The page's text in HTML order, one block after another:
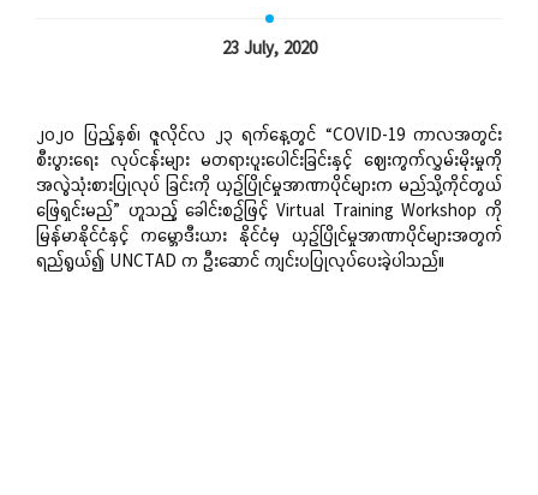
23 July, 2020
၂၀၂၀ ပြည့်နှစ်၊ ဇူလိုင်လ ၂၃ ရက်နေ့တွင် “COVID-19 ကာလအတွင်း
စီးပွားရေး လုပ်ငန်းများ မတရားပူးပေါင်းခြင်းနှင့် ဈေးကွက်လွှမ်းမိုးမှုကို
အလွဲသုံးစားပြုလုပ် ခြင်းကို ယှဉ်ပြိုင်မှုအာဏာပိုင်များက မည်သို့ကိုင်တွယ်
ဖြေရှင်းမည်” ဟူသည့် ခေါင်းစဉ်ဖြင့် Virtual Training Workshop ကို
မြန်မာနိုင်ငံနှင့် ကမ္ဘောဒီးယား နိုင်ငံမှ ယှဉ်ပြိုင်မှုအာဏာပိုင်များအတွက်
ရည်ရွယ်၍ UNCTAD က ဦးဆောင် ကျင်းပပြုလုပ်ပေးခဲ့ပါသည်။